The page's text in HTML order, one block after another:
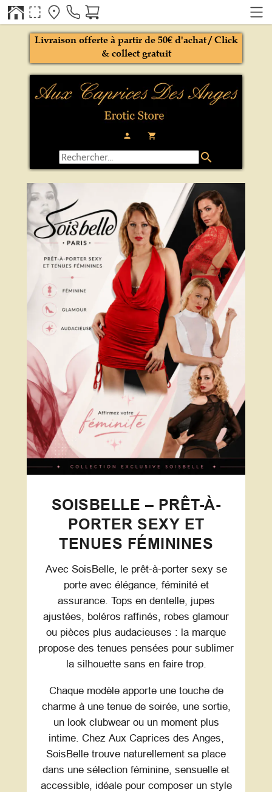
person local_grocery_store
Livraison offerte à partir de 50€ d'achat / Click
& collect gratuit
search
SOISBELLE – PRÊT-À-
PORTER SEXY ET
TENUES FÉMININES
Avec SoisBelle, le prêt-à-porter sexy se
porte avec élégance, féminité et
assurance. Tops en dentelle, jupes
ajustées, boléros raffinés, robes glamour
ou pièces plus audacieuses : la marque
propose des tenues pensées pour sublimer
la silhouette sans en faire trop.
Chaque modèle apporte une touche de
charme à une tenue de soirée, une sortie,
un look clubwear ou un moment plus
intime. Chez Aux Caprices des Anges,
SoisBelle trouve naturellement sa place
dans une sélection féminine, sensuelle et
accessible, idéale pour composer un style